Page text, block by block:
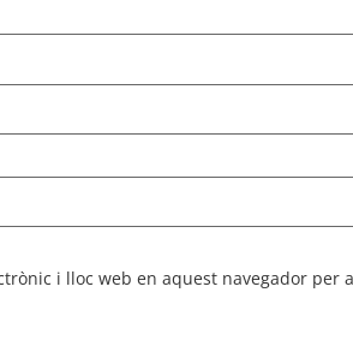
i lloc web en aquest navegador per